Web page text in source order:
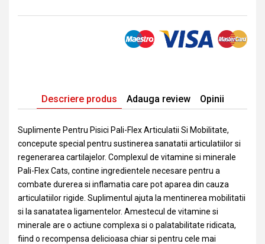
Descriere produs Adauga review Opinii
Suplimente Pentru Pisici Pali-Flex Articulatii Si Mobilitate,
concepute special pentru sustinerea sanatatii articulatiilor si
regenerarea cartilajelor. Complexul de vitamine si minerale
Pali-Flex Cats, contine ingredientele necesare pentru a
combate durerea si inflamatia care pot aparea din cauza
articulatiilor rigide. Suplimentul ajuta la mentinerea mobilitatii
si la sanatatea ligamentelor. Amestecul de vitamine si
minerale are o actiune complexa si o palatabilitate ridicata,
fiind o recompensa delicioasa chiar si pentru cele mai